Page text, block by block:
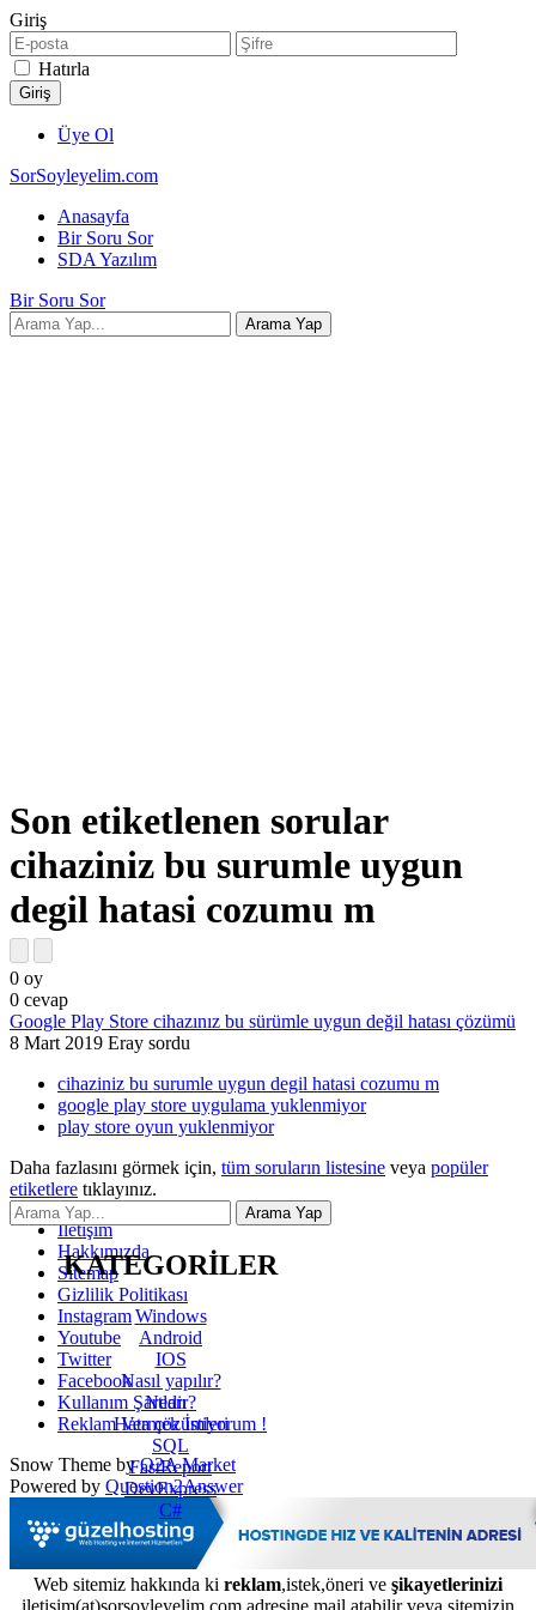
Giriş
Hatırla
Üye Ol
SorSoyleyelim.com
Anasayfa
Bir Soru Sor
SDA Yazılım
Bir Soru Sor
Son etiketlenen sorular
cihaziniz bu surumle uygun
degil hatasi cozumu m
0 oy
0 cevap
Google Play Store cihazınız bu sürümle uygun değil hatası çözümü
8 Mart 2019 Eray sordu
cihaziniz bu surumle uygun degil hatasi cozumu m
google play store uygulama yuklenmiyor
play store oyun yuklenmiyor
Daha fazlasını görmek için, tüm soruların listesine veya popüler
etiketlere tıklayınız.
KATEGORİLER
Windows
Android
IOS
Nasıl yapılır?
Nedir?
Hata çözümleri
SQL
FastReport
DevExpress
C#
İletişim
Hakkımızda
Sitemap
Gizlilik Politikası
Instagram
Youtube
Twitter
Facebook
Kullanım Şartları
Reklam Vermek İstiyorum !
Snow Theme byQ2A Market
Powered by Question2Answer
Web sitemiz hakkında ki reklam,istek,öneri ve şikayetlerinizi